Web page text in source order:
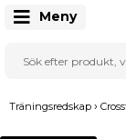
Meny
Träningsredskap ›